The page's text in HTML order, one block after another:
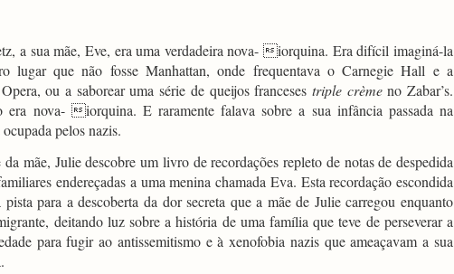
a sua mãe, Eve, era uma verdadeira nova- iorquina. Era difícil imaginá-la
lugar que não fosse Manhattan, onde frequentava o Carnegie Hall e a
ou a saborear uma série de queijos franceses triple crèmeno Zabar’s.
era nova- iorquina. E raramente falava sobre a sua infância passada na
pelos nazis.
mãe, Julie descobre um livro de recordações repleto de notas de despedida
endereçadas a uma menina chamada Eva. Esta recordação escondida
para a descoberta da dor secreta que a mãe de Julie carregou enquanto
deitando luz sobre a história de uma família que teve de perseverar a
para fugir ao antissemitismo e à xenofobia nazis que ameaçavam a sua